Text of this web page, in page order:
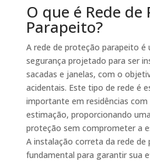
O que é Rede de
Parapeito?
A rede de proteção parapeito é
segurança projetado para ser
sacadas e janelas, com o
acidentais. Este tipo de rede é
importante em residências com
estimação, proporcionando
proteção sem comprometer a
A instalação correta da rede
fundamental para garantir sua